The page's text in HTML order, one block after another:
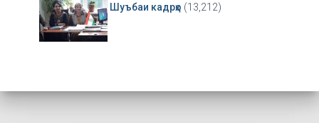
Шуъбаи кадрҳо (13,212)